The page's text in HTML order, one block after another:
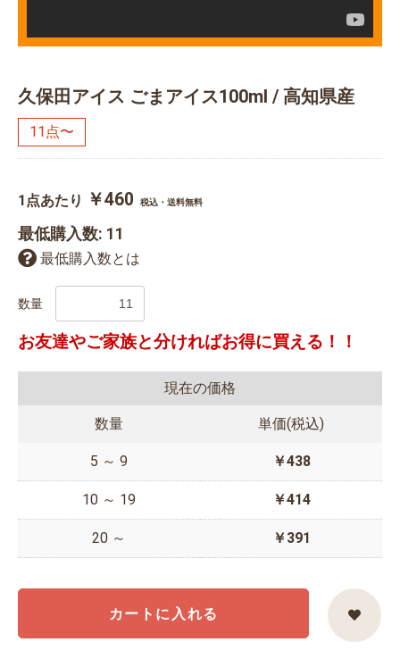
久保田アイス ごまアイス100ml / 高知県産
11点〜
1点あたり ￥460 税込・送料無料
最低購入数: 11
最低購入数とは
数量
お友達やご家族と分ければお得に買える！！
現在の価格
数量 単価(税込)
5 ～ 9 ￥438
10 ～ 19 ￥414
20 ～ ￥391
カートに入れる